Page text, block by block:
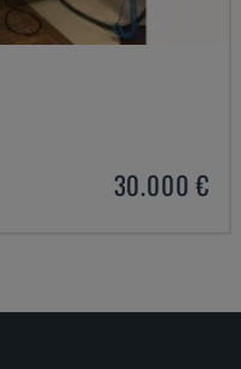
30.000 €